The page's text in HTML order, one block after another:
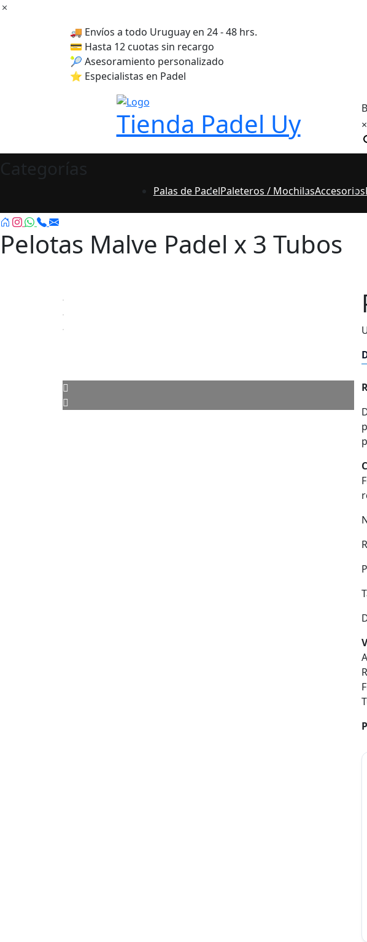
Skip
🚚 Envíos a todo Uruguay en 24 - 48 hrs.
💳 Hasta 12 cuotas sin recargo
🎾 Asesoramiento personalizado
⭐ Especialistas en Padel
Tienda Padel Uy
×
Categorías
Palas de PadelPaleteros / MochilasAccesorios
Pelotas Malve Padel x 3 Tubos